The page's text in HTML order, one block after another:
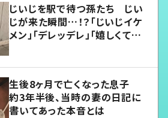
じいじを駅で待つ孫たち じい
じが来た瞬間…！？「じいじイケ
メン」「デレッデレ」「嬉しくて可
生後8ヶ月で亡くなった息子
約3年半後、当時の妻の日記に
書いてあった本音とは